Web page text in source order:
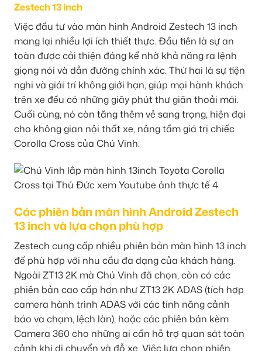
Zestech 13 inch
Việc đầu tư vào màn hình Android Zestech 13 inch
mang lại nhiều lợi ích thiết thực. Đầu tiên là sự an
toàn được cải thiện đáng kể nhờ khả năng ra lệnh
giọng nói và dẫn đường chính xác. Thứ hai là sự tiện
nghi và giải trí không giới hạn, giúp mọi hành khách
trên xe đều có những giây phút thư giãn thoải mái.
Cuối cùng, nó còn tăng thêm vẻ sang trọng, hiện đại
cho không gian nội thất xe, nâng tầm giá trị chiếc
Corolla Cross của Chú Vinh.
Các phiên bản màn hình Android Zestech
13 inch và lựa chọn phù hợp
Zestech cung cấp nhiều phiên bản màn hình 13 inch
để phù hợp với nhu cầu đa dạng của khách hàng.
Ngoài ZT13 2K mà Chú Vinh đã chọn, còn có các
phiên bản cao cấp hơn như ZT13 2K ADAS (tích hợp
camera hành trình ADAS với các tính năng cảnh
báo va chạm, lệch làn), hoặc các phiên bản kèm
Camera 360 cho những ai cần hỗ trợ quan sát toàn
cảnh khi di chuyển và đỗ xe. Việc lựa chọn phiên